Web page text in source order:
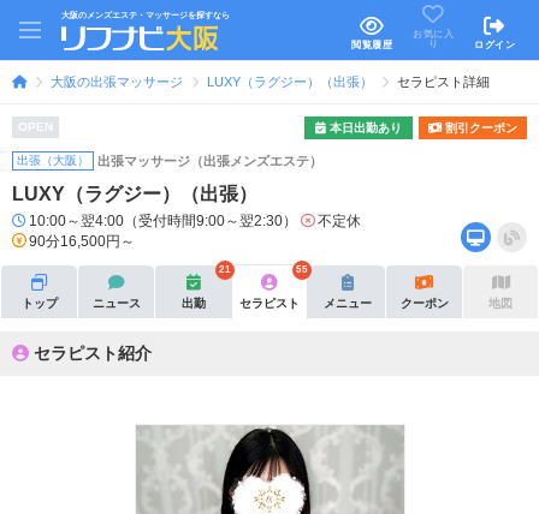
大阪のメンズエステ・マッサージを探すなら
閲覧履歴
お気に入
り
ログイン
大阪の出張マッサージ LUXY（ラグジー）（出張） セラピスト詳細
OPEN 本日出勤あり 割引クーポン
出張（大阪） 出張マッサージ（出張メンズエステ）
LUXY（ラグジー）（出張）
10:00～翌4:00（受付時間9:00～翌2:30）
不定休
90分16,500円～
トップ ニュース 出勤
21
セラピスト
55
メニュー クーポン 地図
セラピスト紹介